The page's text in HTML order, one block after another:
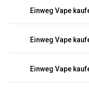
Einweg Vape
Einweg Vape
Einweg Vape